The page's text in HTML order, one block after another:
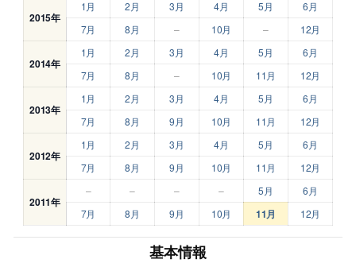
2015年
1月 2月 3月 4月 5月
6月
7月
8月 – 10月 – 12月
2014年
1月 2月 3月 4月 5月
6月
7月
8月 – 10月 11月 12月
2013年
1月 2月 3月 4月 5月
6月
7月
8月 9月 10月 11月 12月
2012年
1月 2月 3月 4月 5月
6月
7月
8月 9月 10月 11月 12月
2011年
– – – – 5月
6月
7月
8月 9月 10月 11月 12月
基本情報